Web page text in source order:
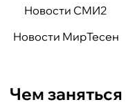
Новости СМИ2
Новости МирТесен
Чем заняться